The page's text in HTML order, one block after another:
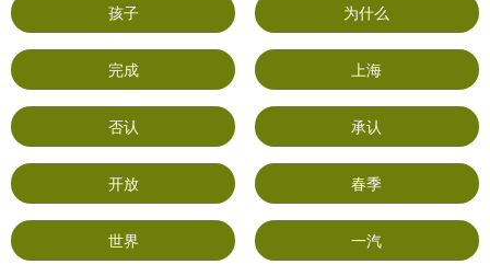
孩子 为什么
完成 上海
否认 承认
开放 春季
世界 一汽